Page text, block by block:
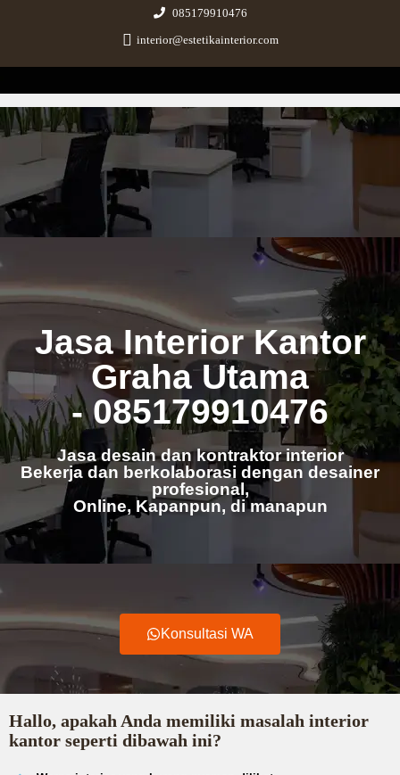
085179910476
interior@estetikainterior.com
Estetika Interior
Design & Build Consultant
Jasa Interior Kantor
Graha Utama
- 085179910476
Jasa desain dan kontraktor interior
Bekerja dan berkolaborasi dengan desainer
profesional,
Online, Kapanpun, di manapun
Konsultasi WA
Hallo, apakah Anda memiliki masalah interior
kantor seperti dibawah ini?